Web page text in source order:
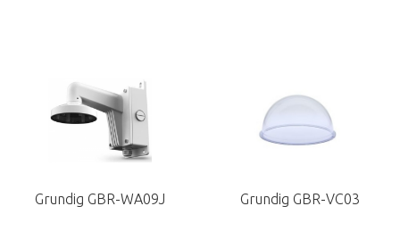
Grundig GBR-WA09J Grundig GBR-VC03